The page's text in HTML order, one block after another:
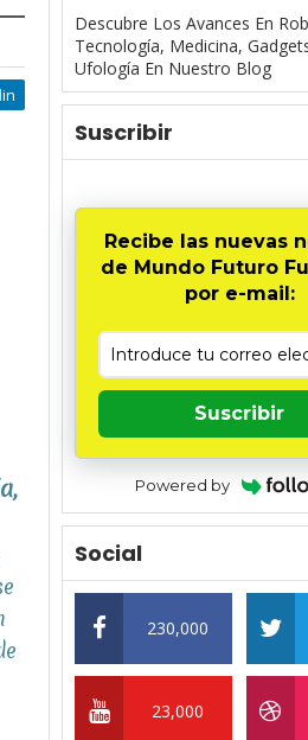
Descubre Los Avances En
Tecnología, Medicina,
Ufología En Nuestro Blog
Suscribir
Recibe las nuevas
de Mundo Futuro
por e-mail:
Suscribir
Powered by
Social
230,000
23,000